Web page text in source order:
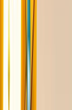
te
in deze
een kort
jaren